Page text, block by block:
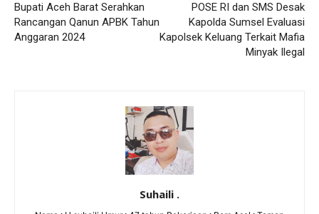
Bupati Aceh Barat Serahkan
Rancangan Qanun APBK Tahun
Anggaran 2024
POSE RI dan SMS Desak
Kapolda Sumsel Evaluasi
Kapolsek Keluang Terkait Mafia
Minyak Ilegal
Suhaili .